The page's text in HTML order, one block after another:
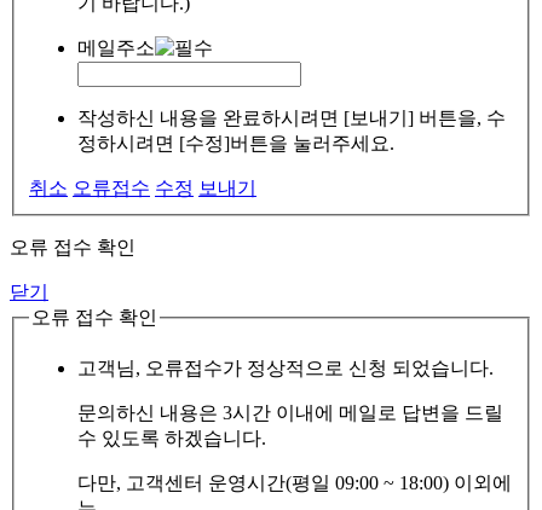
메일주소
작성하신 내용을 완료하시려면 [보내기] 버튼을, 수
정하시려면 [수정]버튼을 눌러주세요.
취소 오류접수 수정 보내기
오류 접수 확인
닫기
오류 접수 확인
고객님, 오류접수가 정상적으로 신청 되었습니다.
문의하신 내용은 3시간 이내에 메일로 답변을 드릴
수 있도록 하겠습니다.
다만, 고객센터 운영시간(평일 09:00 ~ 18:00) 이외에